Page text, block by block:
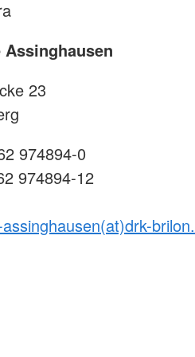
23
974894-0
974894-12